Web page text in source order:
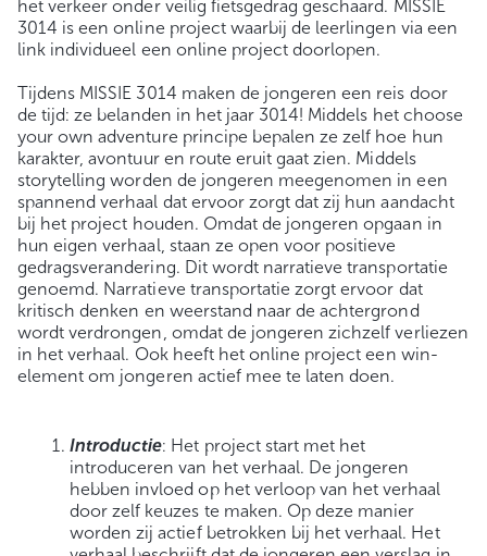
het verkeer onder veilig fietsgedrag geschaard. MISSIE
3014 is een online project waarbij de leerlingen via een
link individueel een online project doorlopen.
Tijdens MISSIE 3014 maken de jongeren een reis door
de tijd: ze belanden in het jaar 3014! Middels het choose
your own adventure principe bepalen ze zelf hoe hun
karakter, avontuur en route eruit gaat zien. Middels
storytelling worden de jongeren meegenomen in een
spannend verhaal dat ervoor zorgt dat zij hun aandacht
bij het project houden. Omdat de jongeren opgaan in
hun eigen verhaal, staan ze open voor positieve
gedragsverandering. Dit wordt narratieve transportatie
genoemd. Narratieve transportatie zorgt ervoor dat
kritisch denken en weerstand naar de achtergrond
wordt verdrongen, omdat de jongeren zichzelf verliezen
in het verhaal. Ook heeft het online project een win-
element om jongeren actief mee te laten doen.
Introductie: Het project start met het
introduceren van het verhaal. De jongeren
hebben invloed op het verloop van het verhaal
door zelf keuzes te maken. Op deze manier
worden zij actief betrokken bij het verhaal. Het